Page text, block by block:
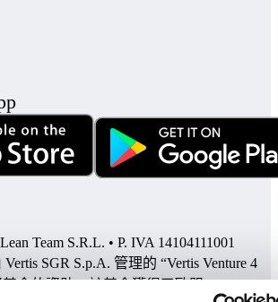
Team S.R.L. • P. IVA 14104111001
SGR S.p.A. 管理的 “Vertis Venture 4
基金的資助，該基金獲得了歐盟